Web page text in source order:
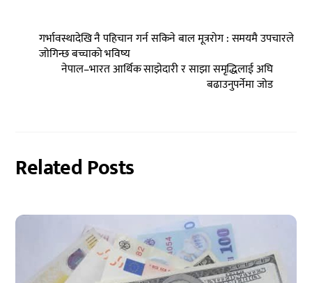
गर्भावस्थादेखि नै पहिचान गर्न सकिने बाल मूत्ररोग : समयमै उपचारले
जोगिन्छ बच्चाको भविष्य
नेपाल–भारत आर्थिक साझेदारी र साझा समृद्धिलाई अघि
बढाउनुपर्नेमा जोड
Related Posts